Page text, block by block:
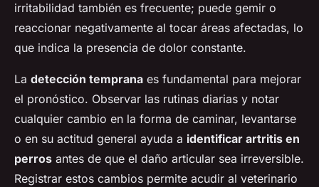
irritabilidad también es frecuente; puede gemir o
reaccionar negativamente al tocar áreas afectadas, lo
que indica la presencia de dolor constante.
La detección temprana es fundamental para mejorar
el pronóstico. Observar las rutinas diarias y notar
cualquier cambio en la forma de caminar, levantarse
o en su actitud general ayuda a identificar artritis en
perros antes de que el daño articular sea irreversible.
Registrar estos cambios permite acudir al veterinario